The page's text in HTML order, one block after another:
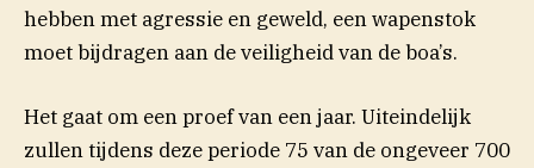
hebben met agressie en geweld, een wapenstok
moet bijdragen aan de veiligheid van de boa’s.
Het gaat om een proef van een jaar. Uiteindelijk
zullen tijdens deze periode 75 van de ongeveer 700